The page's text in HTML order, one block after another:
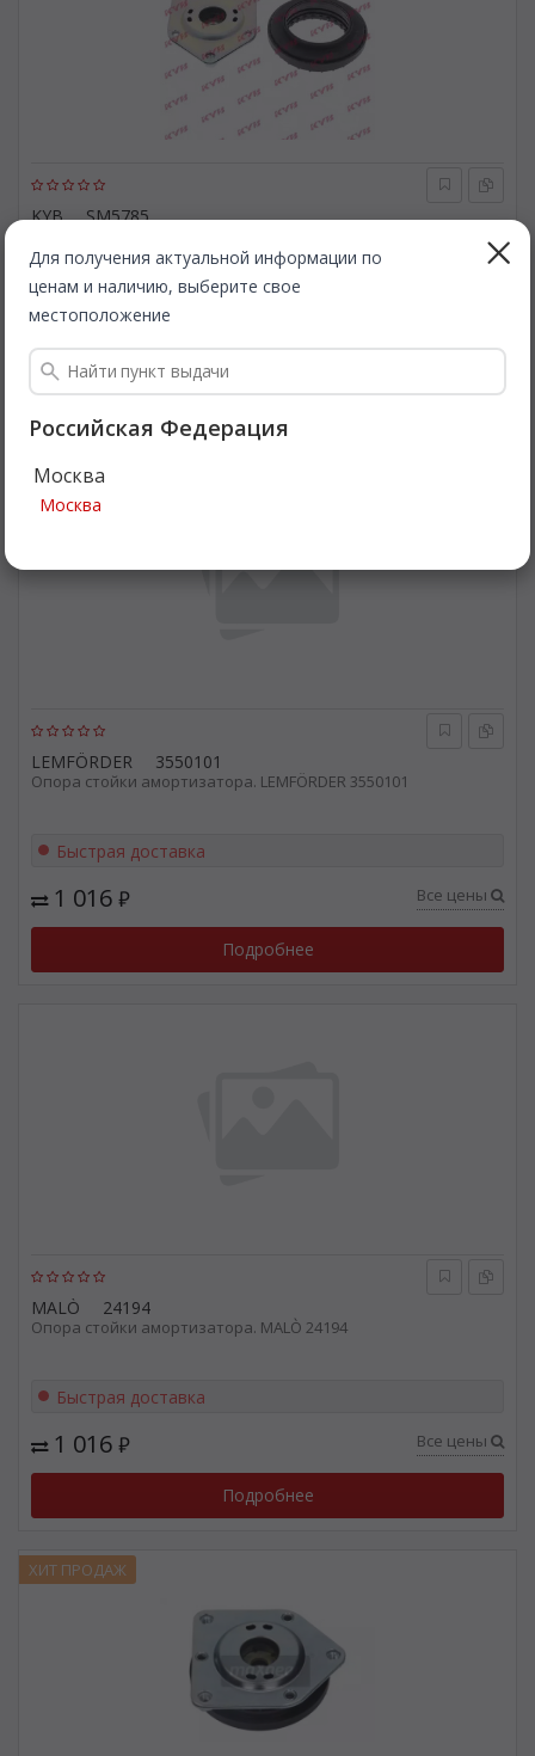
Для получения актуальной информации по
ценам и наличию, выберите свое
местоположение
Российская Федерация
Москва
Москва
KYB SM5785
1 264₽ Все цены
Подробнее
LEMFÖRDER 3550101
Опора стойки амортизатора. LEMFÖRDER 3550101
Быстрая доставка
1 016 ₽ Все цены
Подробнее
MALÒ 24194
Опора стойки амортизатора. MALÒ 24194
Быстрая доставка
1 016 ₽ Все цены
Подробнее
ХИТ ПРОДАЖ